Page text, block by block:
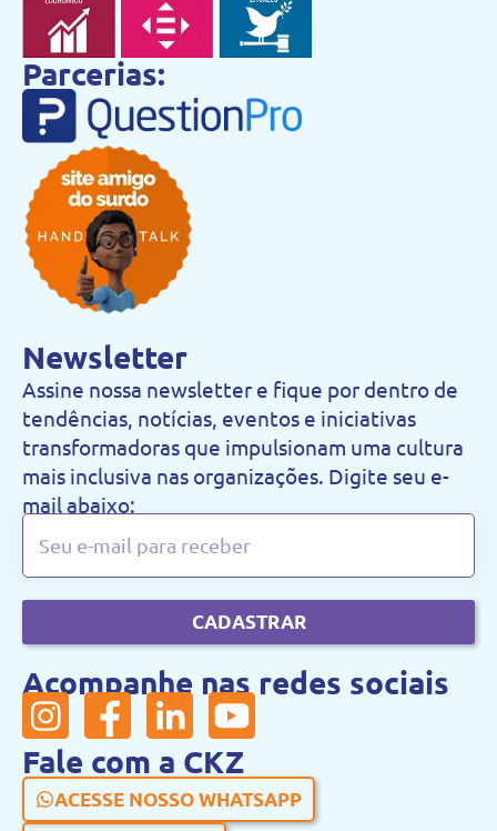
Parcerias:
Newsletter
Assine nossa newsletter e fique por dentro de
tendências, notícias, eventos e iniciativas
transformadoras que impulsionam uma cultura
mais inclusiva nas organizações. Digite seu e-
mail abaixo:
CADASTRAR
Acompanhe nas redes sociais
Fale com a CKZ
ACESSE NOSSO WHATSAPP